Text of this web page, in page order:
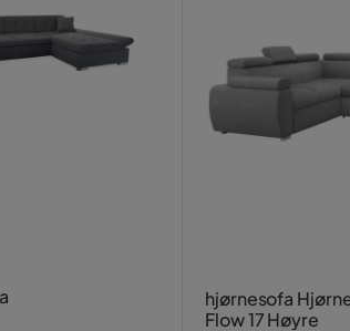
hjørnesofa
Flow 17 Høyre